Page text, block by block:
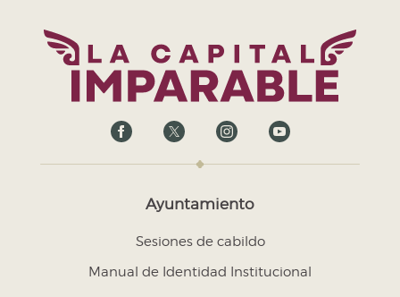
Ayuntamiento
Sesiones de cabildo
Manual de Identidad Institucional